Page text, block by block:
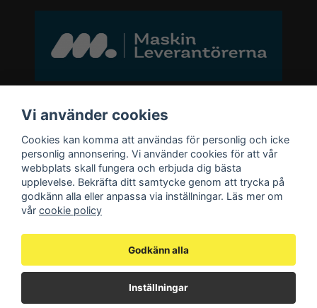
Bli medlem i vårt nyhetsbrev
email
Mejladress Skicka
Bli medlem i vårt nyhetsbrev och ta del
av våra nyheter och erbjudande.
Vi använder cookies
Cookies kan komma att användas för personlig och icke
personlig annonsering. Vi använder cookies för att vår
webbplats skall fungera och erbjuda dig bästa
upplevelse. Bekräfta ditt samtycke genom att trycka på
godkänn alla eller anpassa via inställningar. Läs mer om
vår cookie policy
Godkänn alla
Inställningar